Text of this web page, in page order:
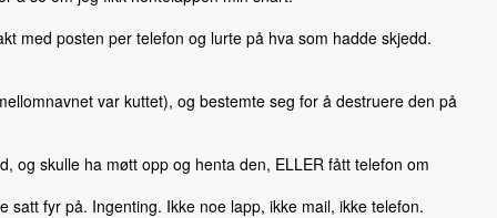
med posten per telefon og lurte på hva som hadde skjedd.
var kuttet), og bestemte seg for å destruere den på
og skulle ha møtt opp og henta den, ELLER fått telefon om
fyr på. Ingenting. Ikke noe lapp, ikke mail, ikke telefon.